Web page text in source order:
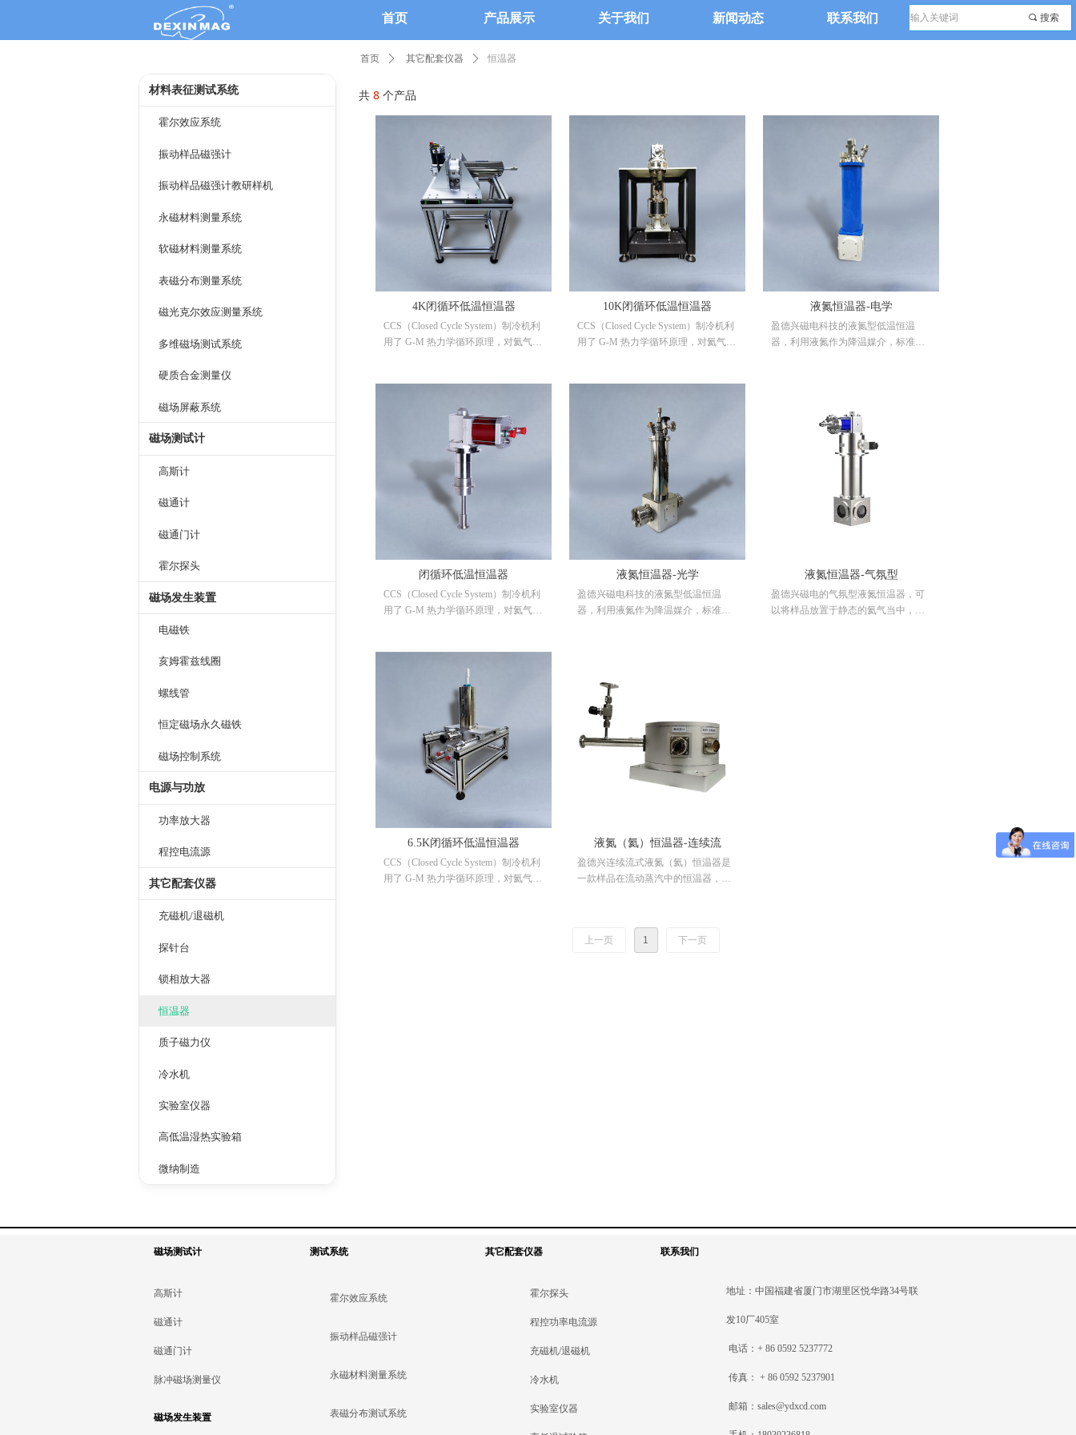
首页 产品展示 关于我们 新闻动态 联系我们 끠 搜索
共 8 个产品
4K闭循环低温恒温器
CCS（Closed Cycle System）制冷机利
用了 G-M 热力学循环原理，对氦气进
头内膨胀制冷，膨胀后的低压氦气返
回压缩机，重复循环。制冷机包括两
级冷台，一级冷台用于冷却样品周围
的防热辐射屏，二级冷台用于冷却样
品。盈德兴磁电科技所提供的 4K 闭
循环低温恒温器是以国内和国外公司
生产的G-M 制冷机为依托的可变温低
温平台，配合高精度控温仪使用，可
温，操作简单，使用维护成本低。主
要用于低温、真空环境下的磁学测
量、光学测量、光电反应、光反射、
荧光和磁阻等试验。
10K闭循环低温恒温器
CCS（Closed Cycle System）制冷机利
用了 G-M 热力学循环原理，对氦气进
头内膨胀制冷，膨胀后的低压氦气返
回压缩机，重复循环。制冷机包括两
级冷台，一级冷台用于冷却样品周围
的防热辐射屏，二级冷台用于冷却样
品。厦门盈德兴磁电科技有限公司所
提供的 10K 闭循环低温恒温器是以国
内和国外公司生产的 G-M 制冷机为依
托的可变温低温平台，配合高精度控
温仪使用，可在整个温度区间内对样
品进行精确控温，操作简单，使用维
护成本低。主要用于低温、真空环境
下的磁学测量、光学测量、光电反
应、光反射、荧光和磁阻等试验。
液氮恒温器-电学
盈德兴磁电科技的液氮型低温恒温
器，利用液氮作为降温媒介，标准恒
在一定值上，再通过自主研发的控温
仪，通过其内部的模糊控制系统，调
整加热输出功率，使恒温器的温度在
如果加装降压选件，可将恒温器的温
度降低至65K，并稳定在65K上。
闭循环低温恒温器
CCS（Closed Cycle System）制冷机利
用了 G-M 热力学循环原理，对氦气进
头内膨胀制冷，膨胀后的低压氦气返
回压缩机，重复循环。制冷机包括两
级冷台，一级冷台用于冷却样品周围
的防热辐射屏，二级冷台用于冷却样
品。盈德兴磁电科技有限公司所提供
的闭循环低温恒温器是以国内和国外
公司生产的GM制冷机为依托的可变温
低温平台，配合高精度控温仪使用，
可在整个温度范围内对样品进行精确
控温，操作简单，使用维护成本低。
主要用于低温、真空环境下的磁学测
量、光学测量、光电反应、光反射、
荧光和磁阻等试验。
液氮恒温器-光学
盈德兴磁电科技的液氮型低温恒温
器，利用液氮作为降温媒介，标准恒
在一定值上，再通过自主研发的控温
仪，通过其内部的模糊控制系统，调
整加热输出功率，使恒温器的温度在
80K-600K 之间快速变温，并能快速的
稳定到某一设定值上，另外，恒温器
如果加装降压选件，可将恒温器的温
度降低至 65K，并稳定在 65K 上。
液氮恒温器-气氛型
盈德兴磁电的气氛型液氮恒温器，可
以将样品放置于静态的氦气当中，使
6.5K闭循环低温恒温器
CCS（Closed Cycle System）制冷机利
用了 G-M 热力学循环原理，对氦气进
液氮（氦）恒温器-连续流
盈德兴连续流式液氮（氦）恒温器是
一款样品在流动蒸汽中的恒温器，可
却。使用时，低压的冷媒从输液管经
进液口进入到恒温内部，再经过恒温
上一页 1 下一页
首页 ꄲ 其它配套仪器 ꄲ 恒温器
材料表征测试系统
霍尔效应系统
振动样品磁强计
振动样品磁强计教研样机
永磁材料测量系统
软磁材料测量系统
表磁分布测量系统
磁光克尔效应测量系统
多维磁场测试系统
硬质合金测量仪
磁场屏蔽系统
磁场测试计
高斯计
磁通计
磁通门计
霍尔探头
磁场发生装置
电磁铁
亥姆霍兹线圈
螺线管
恒定磁场永久磁铁
磁场控制系统
电源与功放
功率放大器
程控电流源
其它配套仪器
充磁机/退磁机
探针台
锁相放大器
恒温器
质子磁力仪
冷水机
实验室仪器
高低温湿热实验箱
微纳制造
磁场测试计 测试系统 其它配套仪器 联系我们
高斯计
磁通计
磁通门计
脉冲磁场测量仪
磁场发生装置
霍尔效应系统
振动样品磁强计
永磁材料测量系统
表磁分布测试系统
霍尔探头
程控功率电流源
充磁机/退磁机
冷水机
实验室仪器
地址：中国福建省厦门市湖里区悦华路34号联
发10厂405室
电话：+ 86 0592 5237772
传真： + 86 0592 5237901
邮箱：sales@ydxcd.com